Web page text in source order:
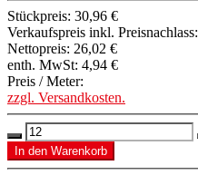
Stückpreis: 30,96 €
Verkaufspreis inkl. Preisnachlass:
Nettopreis: 26,02 €
enth. MwSt: 4,94 €
Preis / Meter:
zzgl. Versandkosten.